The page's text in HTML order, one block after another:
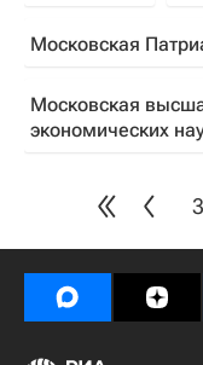
Московская
Московская
экономических
3